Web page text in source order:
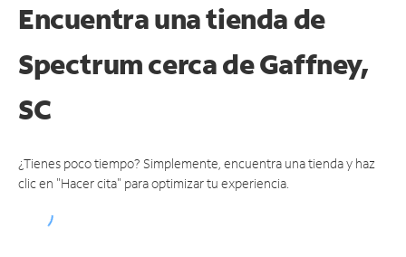
Encuentra una tienda de
Spectrumcerca de Gaffney,
SC
¿Tienes poco tiempo? Simplemente, encuentra una tienda y haz
clic en "Hacer cita" para optimizar tu experiencia.